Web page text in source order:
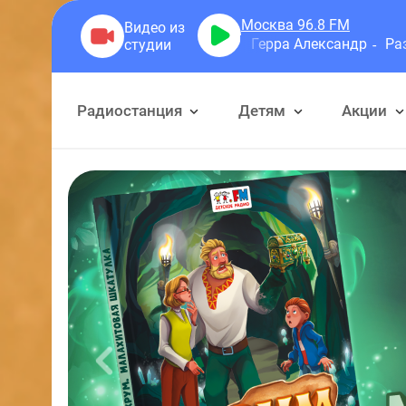
Москва 96.8 FM
Герра Александр
Разговоры
Радиостанция Детям Акции